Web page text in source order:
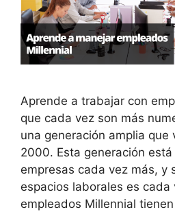
Aprende a trabajar con
que cada vez son más
una generación amplia que
2000. Esta generación
empresas cada vez más, y
espacios laborales es cada
empleados Millennial